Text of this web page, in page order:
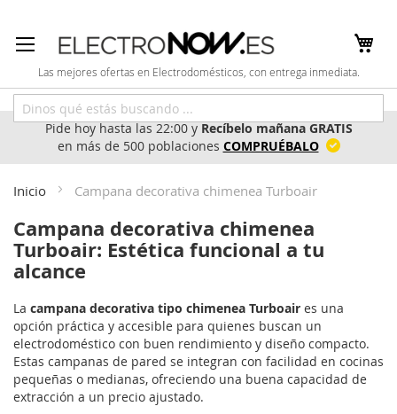
al
contenido
Las mejores ofertas en Electrodomésticos, con entrega inmediata.
Pide hoy hasta las 22:00 yRecíbelo mañana GRATIS
en más de 500 poblaciones COMPRUÉBALO
Inicio Campana decorativa chimenea Turboair
Campana decorativa chimenea
Turboair: Estética funcional a tu
alcance
La campana decorativa tipo chimenea Turboair es una
opción práctica y accesible para quienes buscan un
electrodoméstico con buen rendimiento y diseño compacto.
Estas campanas de pared se integran con facilidad en cocinas
pequeñas o medianas, ofreciendo una buena capacidad de
extracción a un precio ajustado.